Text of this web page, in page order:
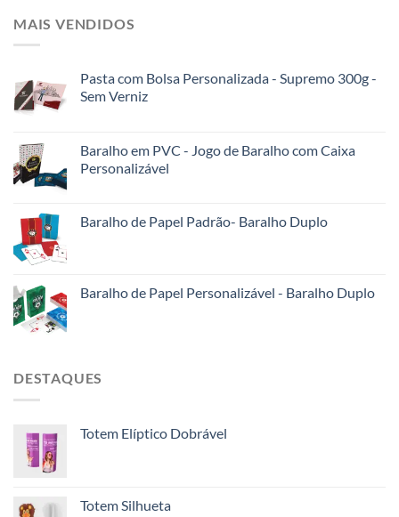
MAIS VENDIDOS
Pasta com Bolsa Personalizada - Supremo 300g -
Sem Verniz
Baralho em PVC - Jogo de Baralho com Caixa
Personalizável
Baralho de Papel Padrão- Baralho Duplo
Baralho de Papel Personalizável - Baralho Duplo
DESTAQUES
Totem Elíptico Dobrável
Totem Silhueta